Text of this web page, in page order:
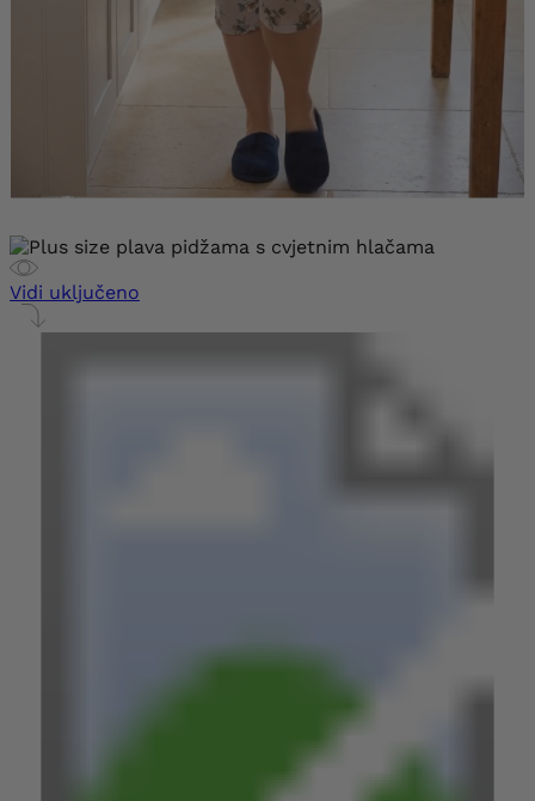
Vidi uključeno